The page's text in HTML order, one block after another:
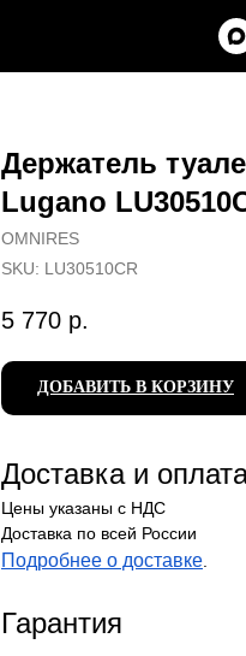
Держатель
Lugano
OMNIRES
SKU: LU30510CR
5 770 р.
ДОБАВИТЬ В КОРЗИНУ
Доставка и
Цены указаны с НДС
Доставка по всей России
Подробнее о доставке.
Гарантия